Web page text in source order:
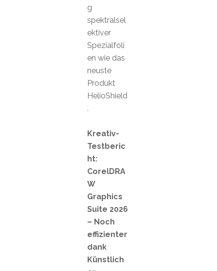
g
spektralsel
ektiver
Spezialfoli
en wie das
neuste
Produkt
HelioShield
.
Kreativ-
Testberic
ht:
CorelDRA
W
Graphics
Suite 2026
– Noch
effizienter
dank
Künstlich